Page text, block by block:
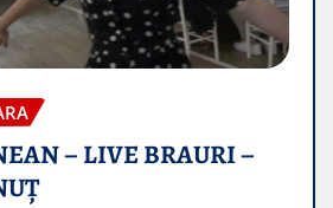
– LIVE BRAURI –